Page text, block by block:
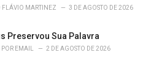
FLÁVIO MARTINEZ 3 DE AGOSTO DE 2026
Preservou Sua Palavra
POR EMAIL 2 DE AGOSTO DE 2026